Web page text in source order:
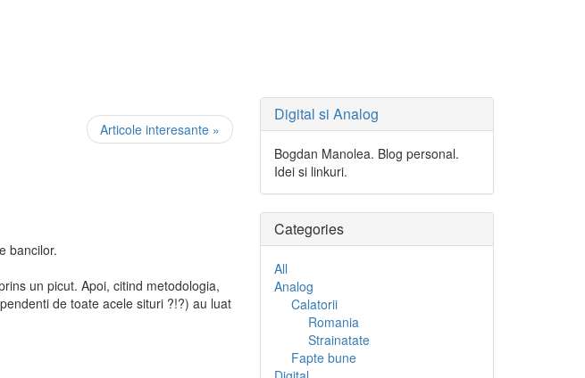
Articole interesante »
bancilor.
un picut. Apoi, citind metodologia,
de toate acele situri ?!?) au luat
Digital si Analog
Bogdan Manolea. Blog personal.
Idei si linkuri.
Categories
All
Analog
Calatorii
Romania
Strainatate
Fapte bune